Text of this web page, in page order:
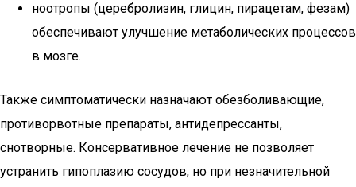
ноотропы (церебролизин, глицин, пирацетам, фезам)
обеспечивают улучшение метаболических процессов
в мозге.
Также симптоматически назначают обезболивающие,
противорвотные препараты, антидепрессанты,
снотворные. Консервативное лечение не позволяет
устранить гипоплазию сосудов, но при незначительной